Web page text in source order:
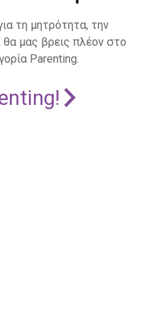
τη μητρότητα, την
θα μας βρεις πλέον στο
Parenting.